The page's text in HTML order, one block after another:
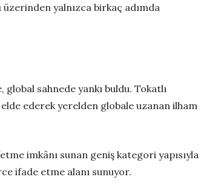
yalnızca birkaç adımda
global sahnede yankı buldu. Tokatlı
ederek yerelden globale uzanan ilham
imkânı sunan geniş kategori yapısıyla
ifade etme alanı sunuyor.